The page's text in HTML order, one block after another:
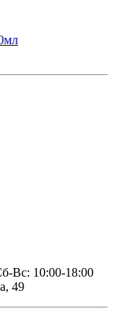
Вс: 10:00-18:00
49